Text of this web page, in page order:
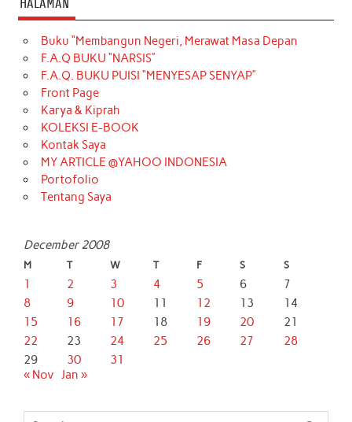
HALAMAN
Buku “Membangun Negeri, Merawat Masa Depan
F.A.Q BUKU “NARSIS”
F.A.Q. BUKU PUISI “MENYESAP SENYAP”
Front Page
Karya & Kiprah
KOLEKSI E-BOOK
Kontak Saya
MY ARTICLE @YAHOO INDONESIA
Portofolio
Tentang Saya
December 2008
M T W T F S S
1 2 3 4 5 6
7
8
9 10 11 12 13
14
15
16 17 18 19 20
21
22
23 24 25 26 27
28
29
30
31
« Nov
Jan »